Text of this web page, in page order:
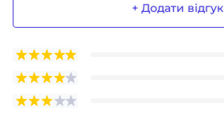
+ Додати відгук